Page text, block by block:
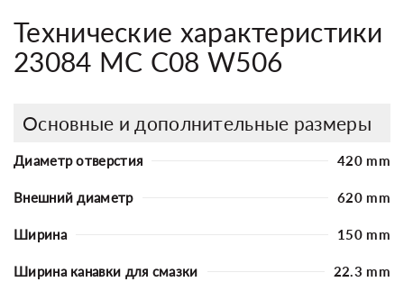
Технические характеристики
23084 MC C08 W506
Основные и дополнительные размеры
Диаметр отверстия 420 mm
Внешний диаметр 620 mm
Ширина 150 mm
Ширина канавки для смазки 22.3 mm